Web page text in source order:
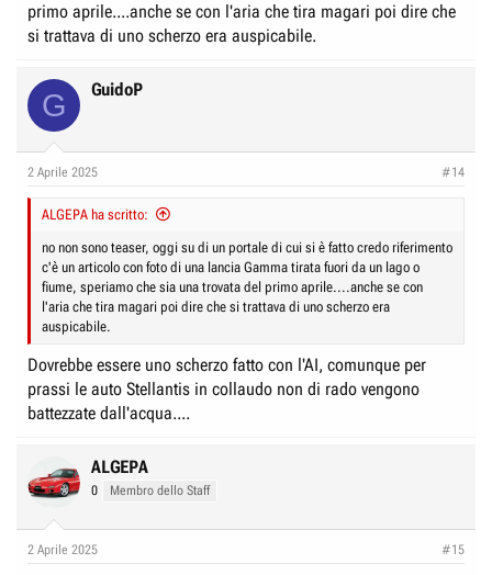
Algepa però si riferiva ai teaser più o meno fantasiosi…
Si prega di citare sempre le fonti, e nel caso dei teaser devono essere
primo aprile....anche se con l'aria che tira magari poi dire che
si trattava di uno scherzo era auspicabile.
G GuidoP
2 Aprile 2025 #14
ALGEPA ha scritto:
no non sono teaser, oggi su di un portale di cui si è fatto credo riferimento
c'è un articolo con foto di una lancia Gamma tirata fuori da un lago o
fiume, speriamo che sia una trovata del primo aprile....anche se con
l'aria che tira magari poi dire che si trattava di uno scherzo era
auspicabile.
Dovrebbe essere uno scherzo fatto con l'AI, comunque per
prassi le auto Stellantis in collaudo non di rado vengono
battezzate dall'acqua....
ALGEPA
0 Membro dello Staff
2 Aprile 2025 #15